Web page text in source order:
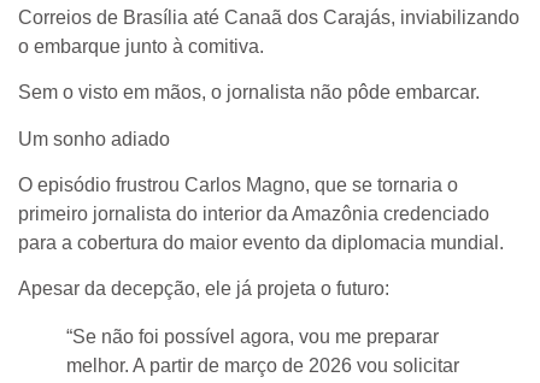
Correios de Brasília até Canaã dos Carajás, inviabilizando
o embarque junto à comitiva.
Sem o visto em mãos, o jornalista não pôde embarcar.
Um sonho adiado
O episódio frustrou Carlos Magno, que se tornaria o
primeiro jornalista do interior da Amazônia credenciado
para a cobertura do maior evento da diplomacia mundial.
Apesar da decepção, ele já projeta o futuro:
“Se não foi possível agora, vou me preparar
melhor. A partir de março de 2026 vou solicitar